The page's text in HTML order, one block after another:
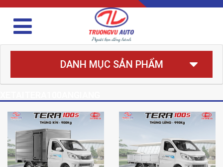
DANH MỤC SẢN PHẨM